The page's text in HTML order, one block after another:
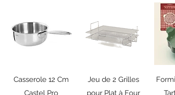
Aperçu rapide
Casserole 12 Cm
Castel Pro
Aperçu rapide
Jeu de 2 Grilles
pour Plat à Four